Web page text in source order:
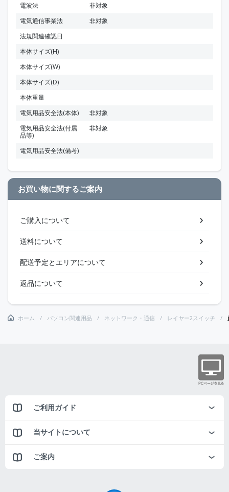
電波法
非対象
電気通信事業法
非対象
法規関連確認日
本体サイズ(H)
本体サイズ(W)
本体サイズ(D)
本体重量
電気用品安全法(本体)
非対象
電気用品安全法(付属
品等)
非対象
電気用品安全法(備考)
お買い物に関するご案内
ご購入について
送料について
配送予定とエリアについて
返品について
ホーム パソコン関連用品 ネットワーク・通信 レイヤー2スイッチ
ご利用ガイド
当サイトについて
ご案内